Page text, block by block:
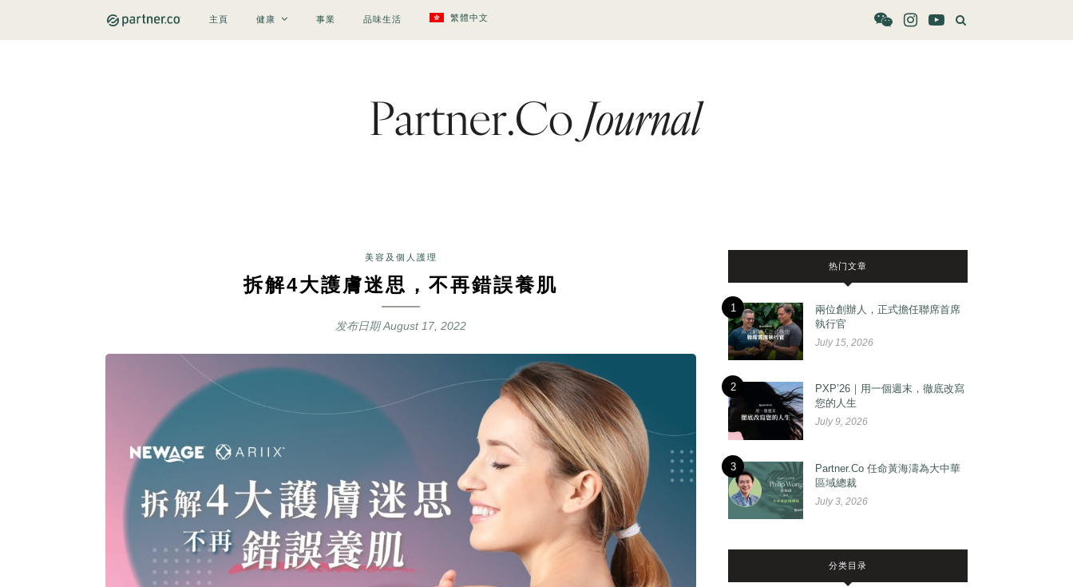
主頁 健康 事業 品味生活 繁體中文
美容及個人護理
拆解4大護膚迷思，不再錯誤養肌
发布日期August 17, 2022
热门文章
1
兩位創辦人，正式擔任聯席首席
執行官
July 15, 2026
2
PXP’26｜用一個週末，徹底改寫
您的人生
July 9, 2026
3
Partner.Co 任命黃海濤為大中華
區域總裁
July 3, 2026
分类目录